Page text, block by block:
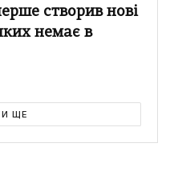
створив нові
немає в
ЩЕ